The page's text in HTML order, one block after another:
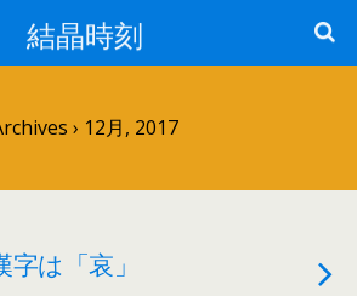
結晶時刻
› 12月, 2017
は「哀」